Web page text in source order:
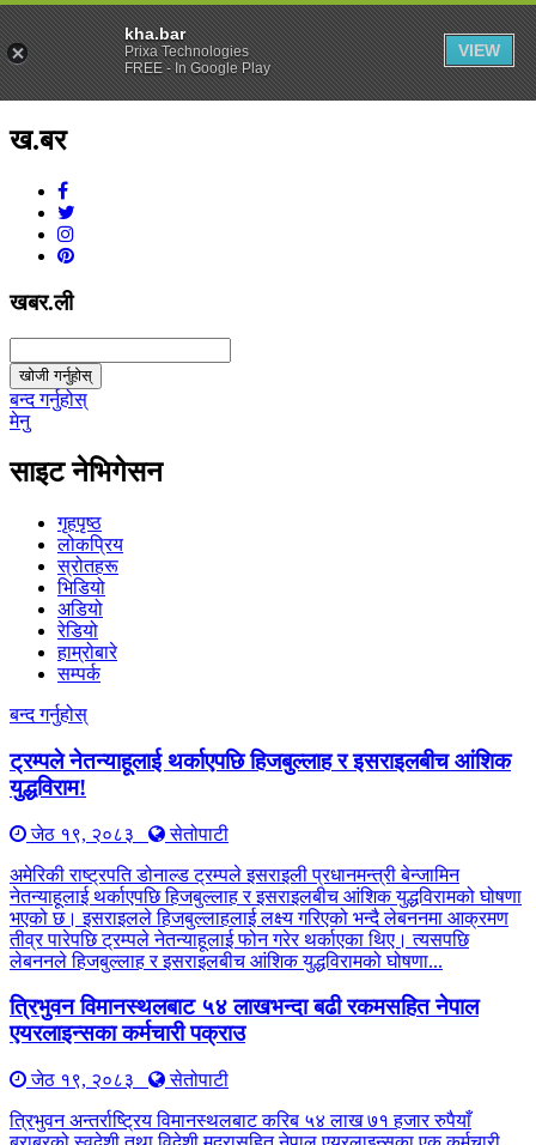
ख.बर
खबर.ली
खोजी गर्नुहोस्
बन्द गर्नुहोस्
मेनु
साइट नेभिगेसन
गृहपृष्ठ
लोकप्रिय
स्रोतहरू
भिडियो
अडियो
रेडियो
हाम्रोबारे
सम्पर्क
बन्द गर्नुहोस्
ट्रम्पले नेतन्याहूलाई थर्काएपछि हिजबुल्लाह र इसराइलबीच आंशिक
युद्धविराम!
जेठ १९, २०८३
सेतोपाटी
अमेरिकी राष्ट्रपति डोनाल्ड ट्रम्पले इसराइली प्रधानमन्त्री बेन्जामिन
नेतन्याहूलाई थर्काएपछि हिजबुल्लाह र इसराइलबीच आंशिक युद्धविरामको घोषणा
भएको छ। इसराइलले हिजबुल्लाहलाई लक्ष्य गरिएको भन्दै लेबननमा आक्रमण
तीव्र पारेपछि ट्रम्पले नेतन्याहूलाई फोन गरेर थर्काएका थिए। त्यसपछि
लेबननले हिजबुल्लाह र इसराइलबीच आंशिक युद्धविरामको घोषणा...
त्रिभुवन विमानस्थलबाट ५४ लाखभन्दा बढी रकमसहित नेपाल
एयरलाइन्सका कर्मचारी पक्राउ
जेठ १९, २०८३
सेतोपाटी
त्रिभुवन अन्तर्राष्ट्रिय विमानस्थलबाट करिब ५४ लाख ७१ हजार रुपैयाँ
kha.bar
Prixa Technologies
FREE - In Google Play
VIEW